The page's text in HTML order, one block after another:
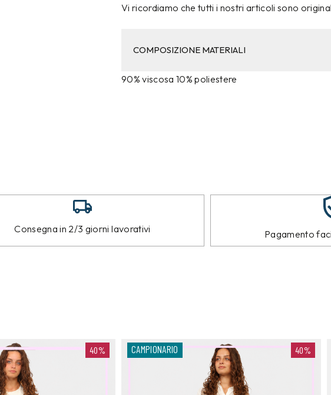
Vi ricordiamo che tutti i nostri articoli sono
COMPOSIZIONE MATERIALI
90% viscosa 10% poliestere
Consegna in 2/3 giorni lavorativi Pagamento
40% CAMPIONARIO 40%